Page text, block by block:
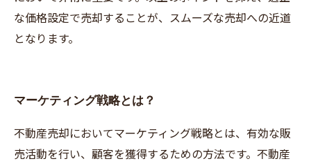
な価格設定で売却することが、スムーズな売却への近道
となります。
マーケティング戦略とは？
不動産売却においてマーケティング戦略とは、有効な販
売活動を行い、顧客を獲得するための方法です。不動産